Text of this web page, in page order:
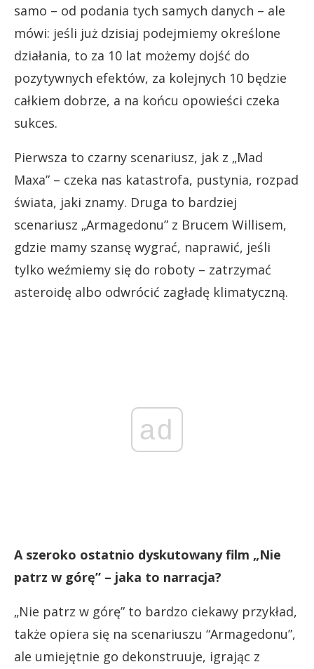
samo – od podania tych samych danych – ale
mówi: jeśli już dzisiaj podejmiemy określone
działania, to za 10 lat możemy dojść do
pozytywnych efektów, za kolejnych 10 będzie
całkiem dobrze, a na końcu opowieści czeka
sukces.
Pierwsza to czarny scenariusz, jak z „Mad
Maxa” – czeka nas katastrofa, pustynia, rozpad
świata, jaki znamy. Druga to bardziej
scenariusz „Armagedonu” z Brucem Willisem,
gdzie mamy szansę wygrać, naprawić, jeśli
tylko weźmiemy się do roboty – zatrzymać
asteroidę albo odwrócić zagładę klimatyczną.
ad
A szeroko ostatnio dyskutowany film „Nie
patrz w górę” – jaka to narracja?
„Nie patrz w górę” to bardzo ciekawy przykład,
także opiera się na scenariuszu “Armagedonu”,
ale umiejętnie go dekonstruuje, igrając z